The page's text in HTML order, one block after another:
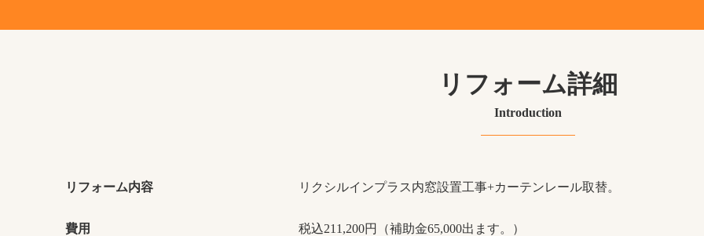
リフォーム詳細
Introduction
リフォーム内容 リクシルインプラス内窓設置工事+カーテンレール取替。
費用 税込211,200円（補助金65,000出ます。）